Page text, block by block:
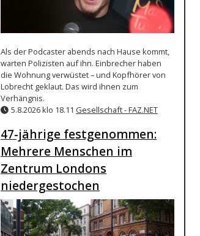
Als der Podcaster abends nach Hause kommt,
warten Polizisten auf ihn. Einbrecher haben
die Wohnung verwüstet – und Kopfhörer von
Lobrecht geklaut. Das wird ihnen zum
Verhängnis.
5.8.2026 klo 18.11 Gesellschaft - FAZ.NET
47-jährige festgenommen:
Mehrere Menschen im
Zentrum Londons
niedergestochen